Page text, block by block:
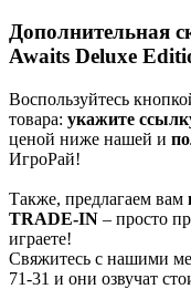
Дополнительная
Awaits Deluxe
Воспользуйтесь
товара: укажите
ценой ниже нашей и
ИгроРай!
Также, предлагаем вам
TRADE-IN – просто
играете!
Свяжитесь с нашими
71-31 и они озвучат